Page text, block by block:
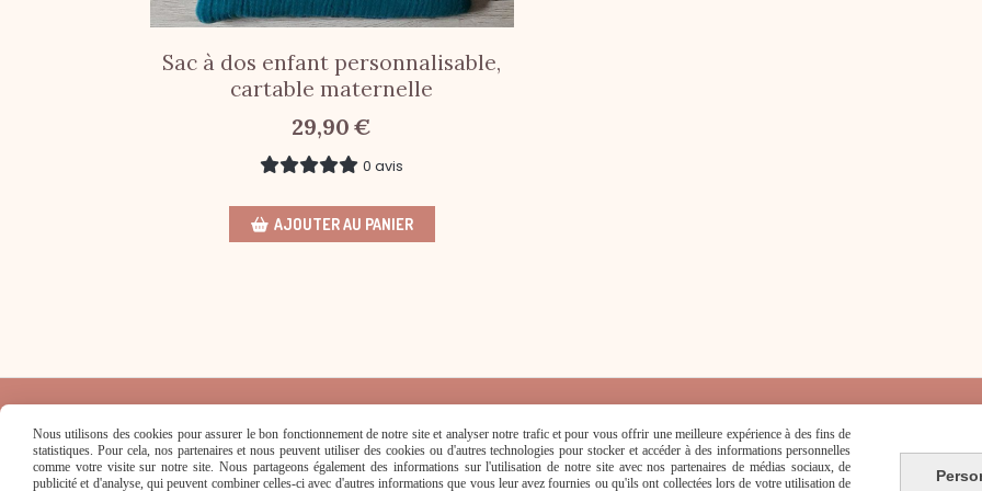
Sac à dos enfant personnalisable,
cartable maternelle
29,90 €
0 avis
AJOUTER AU PANIER
Mentions Légales Conditions générales de vente Se rétracter Politique de confidentialité
Nous utilisons des cookies pour assurer le bon fonctionnement de notre site et analyser notre trafic et pour vous offrir une meilleure expérience à des fins de
statistiques. Pour cela, nos partenaires et nous peuvent utiliser des cookies ou d'autres technologies pour stocker et accéder à des informations personnelles
comme votre visite sur notre site. Nous partageons également des informations sur l'utilisation de notre site avec nos partenaires de médias sociaux, de
publicité et d'analyse, qui peuvent combiner celles-ci avec d'autres informations que vous leur avez fournies ou qu'ils ont collectées lors de votre utilisation de